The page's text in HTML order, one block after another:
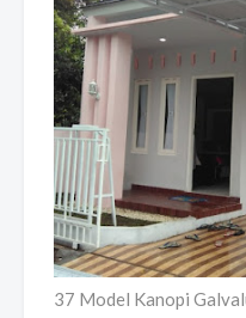
37 Model Kanopi